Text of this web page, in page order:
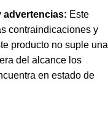
advertencias: Este
contraindicaciones y
producto no suple una
del alcance los
en estado de